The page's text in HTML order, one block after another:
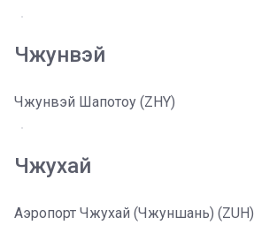
Чжунвэй
Чжунвэй Шапотоу (ZHY)
Чжухай
Аэропорт Чжухай (Чжуншань) (ZUH)